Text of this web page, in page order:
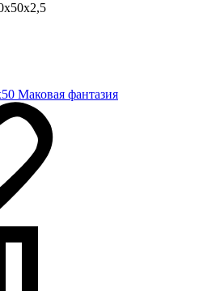
Маковая фантазия